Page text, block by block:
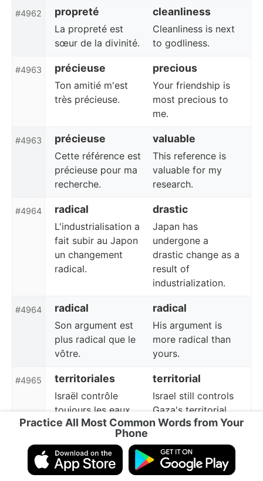
#4962 propreté cleanliness
La propreté est
sœur de la divinité.
Cleanliness is next
to godliness.
#4963 précieuse precious
Ton amitié m'est
très précieuse.
Your friendship is
most precious to
me.
#4963 précieuse valuable
Cette référence est
précieuse pour ma
recherche.
This reference is
valuable for my
research.
#4964 radical drastic
L'industrialisation a
fait subir au Japon
un changement
radical.
Japan has
undergone a
drastic change as a
result of
industrialization.
#4964 radical radical
Son argument est
plus radical que le
vôtre.
His argument is
more radical than
yours.
#4965 territoriales territorial
Israël contrôle
toujours les eaux
territoriales de
Israel still controls
Gaza's territorial
waters.
#4966 tireur shooter
Practice All Most Common Words from Your
Phone